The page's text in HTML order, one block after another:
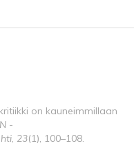
on kauneimmillaan
-
, 23(1), 100–108.